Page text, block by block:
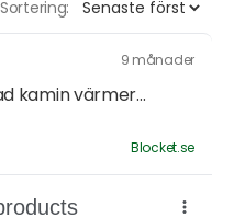
Sortering:
9 månader
kamin värmer...
Blocket.se